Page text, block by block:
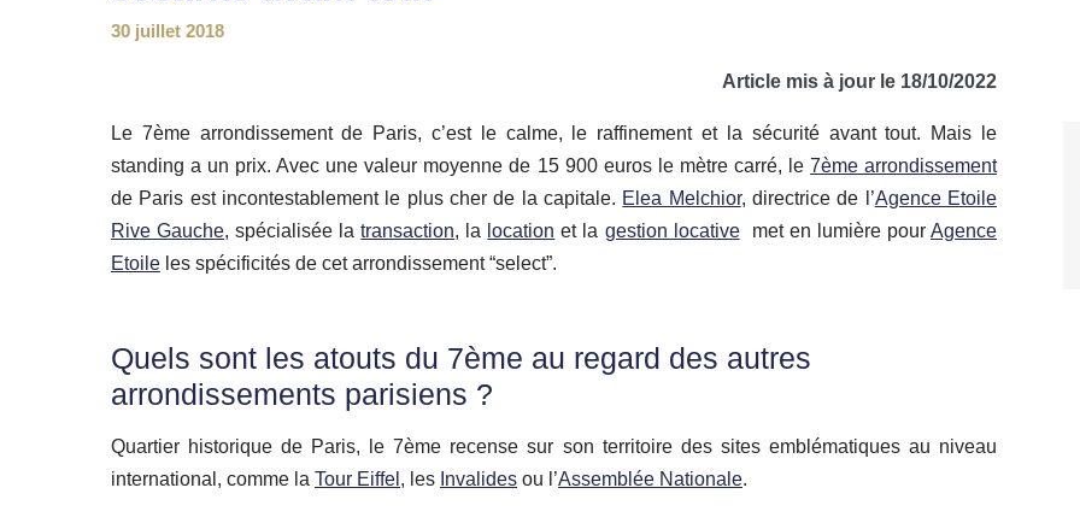
30 juillet 2018
Article mis à jour le 18/10/2022
Le 7ème arrondissement de Paris, c’est le calme, le raffinement et la sécurité avant tout. Mais le
standing a un prix. Avec une valeur moyenne de 15 900 euros le mètre carré, le 7ème arrondissement
de Paris est incontestablement le plus cher de la capitale. Elea Melchior, directrice de l’Agence Etoile
Rive Gauche, spécialisée latransaction, la location et la gestion locativemet en lumière pour Agence
Etoile les spécificités de cet arrondissement “select”.
Quels sont les atouts du 7ème au regard des autres
arrondissements parisiens ?
Quartier historique de Paris, le 7ème recense sur son territoire des sites emblématiques au niveau
international, comme la Tour Eiffel , les Invalides ou l’Assemblée Nationale.